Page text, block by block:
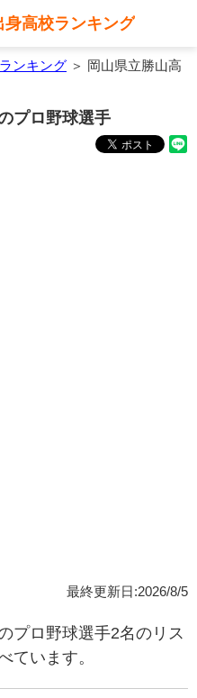
身高校ランキング
ンキング ＞ 岡山県立勝山高
プロ野球選手
最終更新日:2026/8/5
プロ野球選手2名のリス
ています。